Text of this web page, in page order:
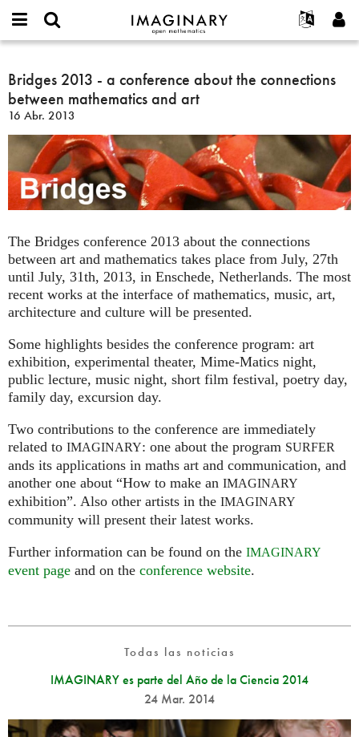
IMAGINARY
open
Français
Deutsch
Español
Türkçe
Programas
Galerías
Películas
Textos
Exposiciones
Proyectos
Participar
or
username
*
Contraseña
*
Crear nueva cuenta
Solicitar una nueva contraseña
Buscar
Bridges
2013
-
a
conference
about
the
connections
between
and
art
Bridges 2013 - a conference about the connections
between mathematics and art
16 Abr. 2013
The Bridges conference 2013 about the connections
between art and mathematics takes place from July, 27th
until July, 31th, 2013, in Enschede, Netherlands. The most
recent works at the interface of mathematics, music, art,
architecture and culture will be presented.
Some highlights besides the conference program: art
exhibition, experimental theater, Mime-Matics night,
public lecture, music night, short film festival, poetry day,
family day, excursion day.
Two contributions to the conference are immediately
related to IMAGINARY: one about the program SURFER
ands its applications in maths art and communication, and
another one about “How to make an IMAGINARY
exhibition”. Also other artists in the IMAGINARY
community will present their latest works.
Further information can be found on the IMAGINARY
event page and on the conference website.
Todas las noticias
IMAGINARY es parte del Año de la Ciencia 2014
24 Mar. 2014